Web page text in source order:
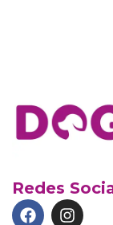
Redes